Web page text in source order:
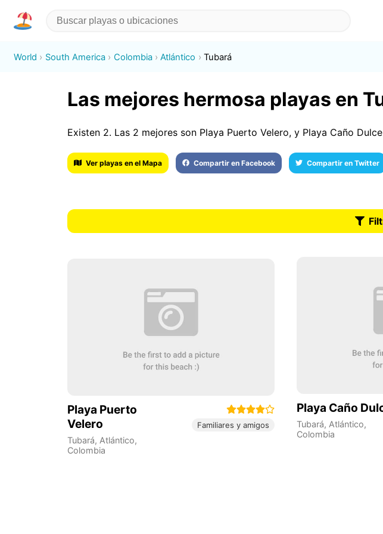
World South America Colombia Atlántico Tubará
Las mejores hermosa playas en
Existen 2. Las 2 mejores son Playa Puerto Velero, y Playa Caño
Ver playas en el Mapa Compartir en Facebook Compartir en Twitter
Playa Puerto
Velero
Tubará, Atlántico,
Colombia
Familiares y amigos
Playa Caño
Tubará, Atlántico,
Colombia